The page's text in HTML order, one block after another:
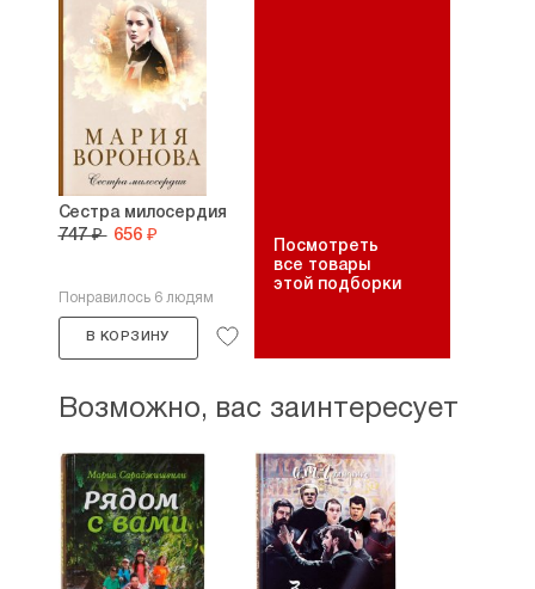
Сестра милосердия
747 ₽ 656 ₽
Понравилось 6 людям
В КОРЗИНУ
Посмотреть
все товары
этой подборки
Возможно, вас заинтересует